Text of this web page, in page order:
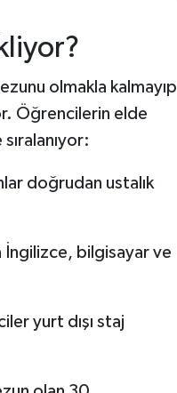
olmakla kalmayıp
Öğrencilerin elde
doğrudan ustalık
İngilizce, bilgisayar ve
yurt dışı staj